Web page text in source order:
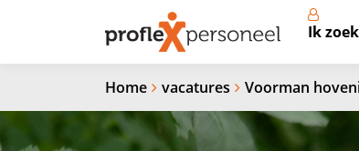
Ik
Home vacatures Voorman